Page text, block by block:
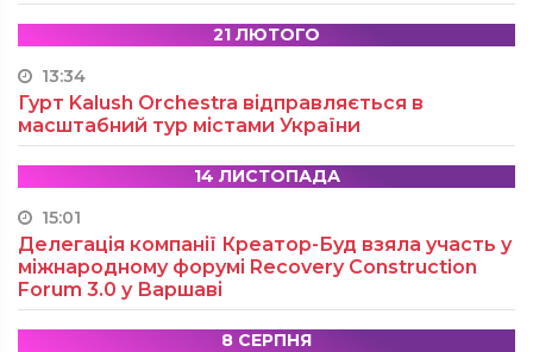
21 ЛЮТОГО
13:34
Гурт Kalush Orchestra відправляється в
масштабний тур містами України
14 ЛИСТОПАДА
15:01
Делегація компанії Креатор-Буд взяла участь у
міжнародному форумі Recovery Construction
Forum 3.0 у Варшаві
8 СЕРПНЯ